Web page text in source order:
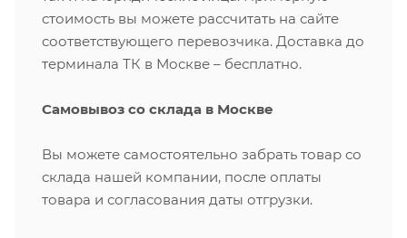
стоимость вы можете рассчитать на сайте
соответствующего перевозчика. Доставка до
терминала ТК в Москве – бесплатно.
Самовывоз со склада в Москве
Вы можете самостоятельно забрать товар со
склада нашей компании, после оплаты
товара и согласования даты отгрузки.